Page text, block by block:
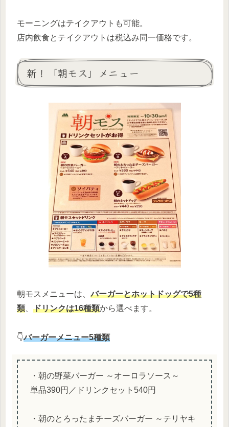
モーニングはテイクアウトも可能。
店内飲食とテイクアウトは税込み同一価格です。
新！「朝モス」メニュー
朝モスメニューは、バーガーとホットドッグで5種
類
ドリンクは16種類から選べます。
👇バーガーメニュー5種類
・朝の野菜バーガー ～オーロラソース～
単品390円／ドリンクセット540円
・朝のとろったまチーズバーガー ～テリヤキ